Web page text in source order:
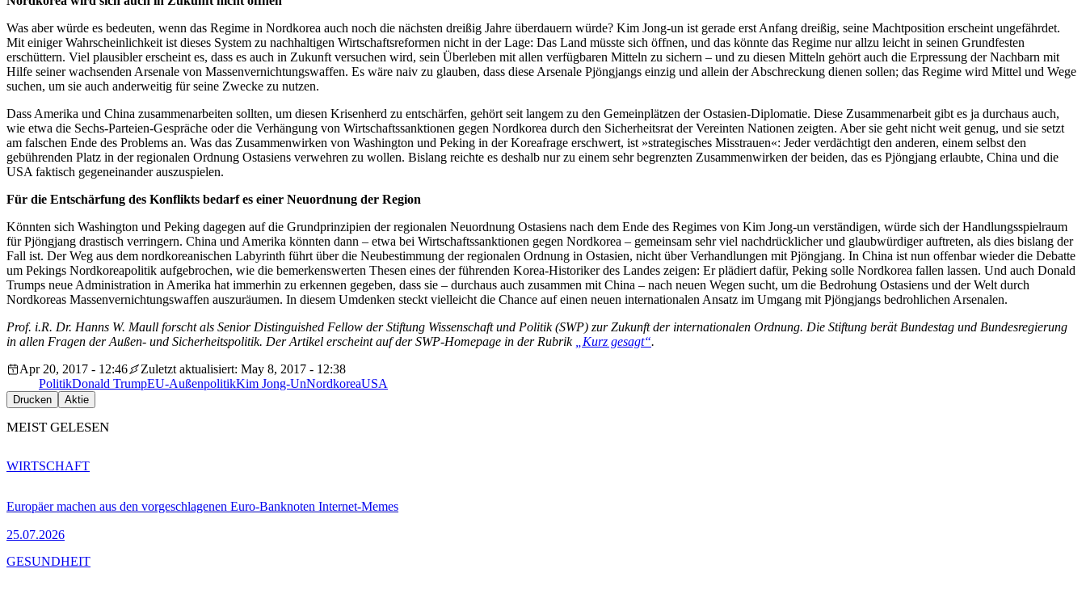
Was aber würde es bedeuten, wenn das Regime in Nordkorea auch noch die nächsten dreißig Jahre überdauern würde? Kim Jong-un ist gerade erst Anfang dreißig, seine Machtposition erscheint ungefährdet.
Mit einiger Wahrscheinlichkeit ist dieses System zu nachhaltigen Wirtschaftsreformen nicht in der Lage: Das Land müsste sich öffnen, und das könnte das Regime nur allzu leicht in seinen Grundfesten
erschüttern. Viel plausibler erscheint es, dass es auch in Zukunft versuchen wird, sein Überleben mit allen verfügbaren Mitteln zu sichern – und zu diesen Mitteln gehört auch die Erpressung der Nachbarn mit
Hilfe seiner wachsenden Arsenale von Massenvernichtungswaffen. Es wäre naiv zu glauben, dass diese Arsenale Pjöngjangs einzig und allein der Abschreckung dienen sollen; das Regime wird Mittel und Wege
suchen, um sie auch anderweitig für seine Zwecke zu nutzen.
Dass Amerika und China zusammenarbeiten sollten, um diesen Krisenherd zu entschärfen, gehört seit langem zu den Gemeinplätzen der Ostasien-Diplomatie. Diese Zusammenarbeit gibt es ja durchaus auch,
wie etwa die Sechs-Parteien-Gespräche oder die Verhängung von Wirtschaftssanktionen gegen Nordkorea durch den Sicherheitsrat der Vereinten Nationen zeigten. Aber sie geht nicht weit genug, und sie setzt
am falschen Ende des Problems an. Was das Zusammenwirken von Washington und Peking in der Koreafrage erschwert, ist »strategisches Misstrauen«: Jeder verdächtigt den anderen, einem selbst den
gebührenden Platz in der regionalen Ordnung Ostasiens verwehren zu wollen. Bislang reichte es deshalb nur zu einem sehr begrenzten Zusammenwirken der beiden, das es Pjöngjang erlaubte, China und die
USA faktisch gegeneinander auszuspielen.
Für die Entschärfung des Konflikts bedarf es einer Neuordnung der Region
Könnten sich Washington und Peking dagegen auf die Grundprinzipien der regionalen Neuordnung Ostasiens nach dem Ende des Regimes von Kim Jong-un verständigen, würde sich der Handlungsspielraum
für Pjöngjang drastisch verringern. China und Amerika könnten dann – etwa bei Wirtschaftssanktionen gegen Nordkorea – gemeinsam sehr viel nachdrücklicher und glaubwürdiger auftreten, als dies bislang der
Fall ist. Der Weg aus dem nordkoreanischen Labyrinth führt über die Neubestimmung der regionalen Ordnung in Ostasien, nicht über Verhandlungen mit Pjöngjang. In China ist nun offenbar wieder die Debatte
um Pekings Nordkoreapolitik aufgebrochen, wie die bemerkenswerten Thesen eines der führenden Korea-Historiker des Landes zeigen: Er plädiert dafür, Peking solle Nordkorea fallen lassen. Und auch Donald
Trumps neue Administration in Amerika hat immerhin zu erkennen gegeben, dass sie – durchaus auch zusammen mit China – nach neuen Wegen sucht, um die Bedrohung Ostasiens und der Welt durch
Nordkoreas Massenvernichtungswaffen auszuräumen. In diesem Umdenken steckt vielleicht die Chance auf einen neuen internationalen Ansatz im Umgang mit Pjöngjangs bedrohlichen Arsenalen.
Prof. i.R. Dr. Hanns W. Maull forscht als Senior Distinguished Fellow der Stiftung Wissenschaft und Politik (SWP) zur Zukunft der internationalen Ordnung. Die Stiftung berät Bundestag und Bundesregierung
in allen Fragen der Außen- und Sicherheitspolitik. Der Artikel erscheint auf der SWP-Homepage in der Rubrik
„Kurz gesagt“.
Apr 20, 2017 - 12:46
Zuletzt aktualisiert: May 8, 2017 - 12:38
PolitikDonald TrumpEU-AußenpolitikKim Jong-UnNordkoreaUSA
Drucken Aktie
MEIST GELESEN
Europäer machen aus den vorgeschlagenen Euro-Banknoten Internet-Memes
25.07.2026
WIRTSCHAFT
GESUNDHEIT